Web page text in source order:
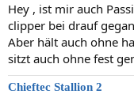
Hey , ist mir auch
clipper bei drauf
Aber hält auch ohne
sitzt auch ohne fest
Chieftec Stallion 2